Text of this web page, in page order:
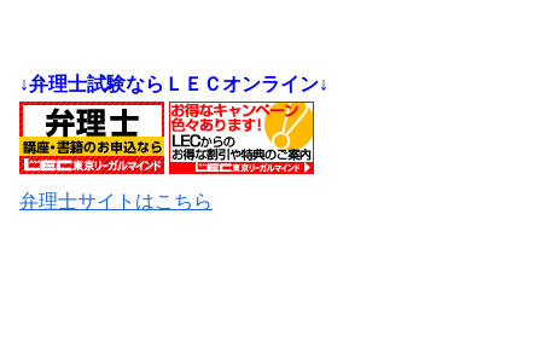
↓弁理士試験ならＬＥＣオンライン↓
弁理士サイトはこちら